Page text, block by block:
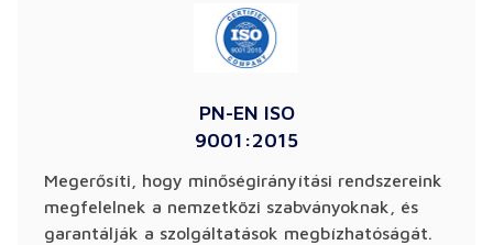
PN-EN ISO
9001:2015
Megerősíti, hogy minőségirányítási rendszereink
megfelelnek a nemzetközi szabványoknak, és
garantálják a szolgáltatások megbízhatóságát.